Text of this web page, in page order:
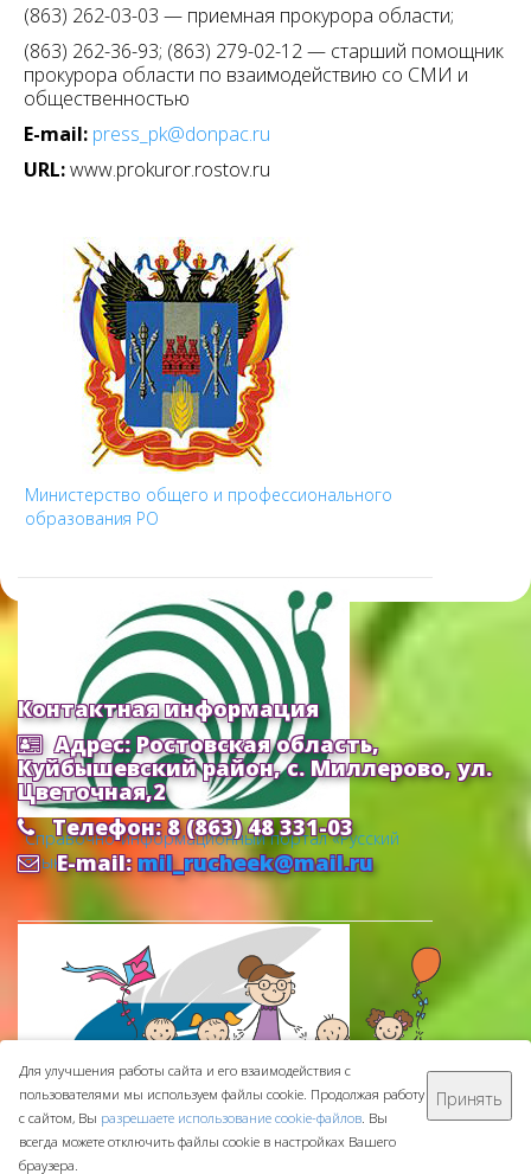
(863) 262-03-03 — приемная прокурора области;
(863) 262-36-93; (863) 279-02-12 — старший помощник
прокурора области по взаимодействию со СМИ и
общественностью
E-mail: press_pk@donpac.ru
URL:www.prokuror.rostov.ru
Министерство общего и профессионального
образования РО
Cправочно-информационный портал «Русский
язык»
Контактная информация
Адрес: Ростовская область,
Куйбышевский район, с. Миллерово, ул.
Цветочная,2
Телефон: 8 (863) 48 331-03
E-mail:mil_rucheek@mail.ru
МБДОУ ДС "Ручеек" © 2016-2026
Сделано с ❤ вООО "Проводник"
Для улучшения работы сайта и его взаимодействия с
пользователями мы используем файлы cookie. Продолжая работу
с сайтом, Вы разрешаете использование cookie-файлов. Вы
всегда можете отключить файлы cookie в настройках Вашего
браузера.
Принять